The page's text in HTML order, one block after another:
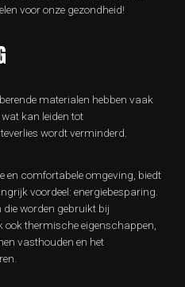
voor onze gezondheid!
materialen hebben vaak
kan leiden tot
wordt verminderd.
en comfortabele omgeving, biedt
voordeel: energiebesparing.
worden gebruikt bij
ook thermische eigenschappen,
vasthouden en het